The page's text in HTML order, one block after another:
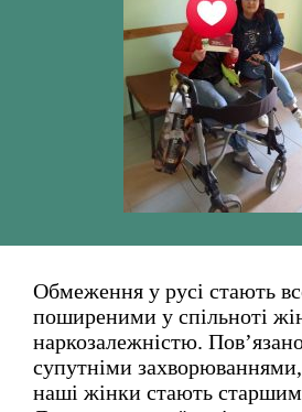
Обмеження у русі стають
поширеними у спільноті
наркозалежністю.
супутніми
наші жінки стають